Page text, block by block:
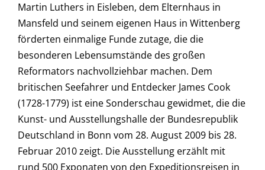
Martin Luthers in Eisleben, dem Elternhaus in
Mansfeld und seinem eigenen Haus in Wittenberg
förderten einmalige Funde zutage, die die
besonderen Lebensumstände des großen
Reformators nachvollziehbar machen. Dem
britischen Seefahrer und Entdecker James Cook
(1728-1779) ist eine Sonderschau gewidmet, die die
Kunst- und Ausstellungshalle der Bundesrepublik
Deutschland in Bonn vom 28. August 2009 bis 28.
Februar 2010 zeigt. Die Ausstellung erzählt mit
rund 500 Exponaten von den Expeditionsreisen in